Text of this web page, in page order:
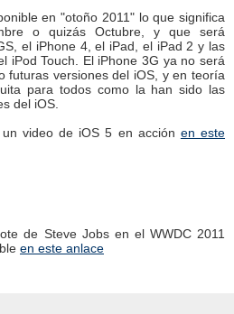
en "otoño 2011" lo que significa
o quizás Octubre, y que será
el iPhone 4, el iPad, el iPad 2 y las
iPod Touch. El iPhone 3G ya no será
futuras versiones del iOS, y en teoría
para todos como la han sido las
del iOS.
video de iOS 5 en acción en este
de Steve Jobs en el WWDC 2011
en este anlace